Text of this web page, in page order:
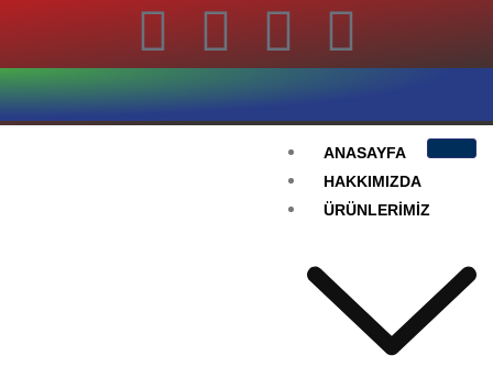
ANASAYFA
HAKKIMIZDA
ÜRÜNLERIMIZ